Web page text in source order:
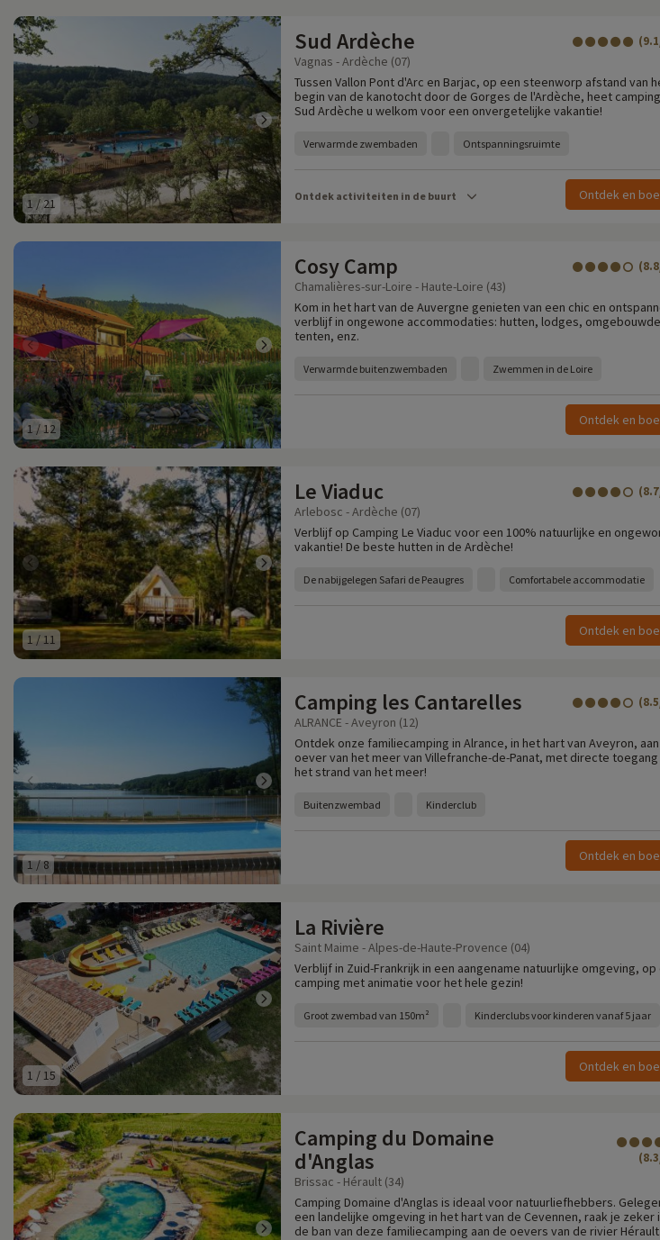
1 /21
Sud Ardèche
Vagnas - Ardèche (07)
Tussen Vallon Pont d'Arc en Barjac, op een steenworp afstand van
begin van de kanotocht door de Gorges de l'Ardèche, heet camping
Sud Ardèche u welkom voor een onvergetelijke vakantie!
Verwarmde zwembaden Ontspanningsruimte
Ontdek activiteiten in de buurt Ontdek en
1 /12
Cosy Camp
Chamalières-sur-Loire - Haute-Loire (43)
Kom in het hart van de Auvergne genieten van een chic en
verblijf in ongewone accommodaties: hutten, lodges, omgebouwde
tenten, enz.
Verwarmde buitenzwembaden Zwemmen in de Loire
Ontdek en
1 /11
Le Viaduc
Arlebosc - Ardèche (07)
Verblijf op Camping Le Viaduc voor een 100% natuurlijke en
vakantie! De beste hutten in de Ardèche!
De nabijgelegen Safari de Peaugres Comfortabele accommodatie
Ontdek en
1/8
Camping les Cantarelles
ALRANCE - Aveyron (12)
Ontdek onze familiecamping in Alrance, in het hart van Aveyron,
oever van het meer van Villefranche-de-Panat, met directe
het strand van het meer!
Buitenzwembad Kinderclub
Ontdek en
1 / 15
La Rivière
Saint Maime - Alpes-de-Haute-Provence (04)
Verblijf in Zuid-Frankrijk in een aangename natuurlijke omgeving, op
camping met animatie voor het hele gezin!
Groot zwembad van 150m² Kinderclubs voor kinderen vanaf 5 jaar
Ontdek en
Camping du Domaine
d'Anglas
Brissac - Hérault (34)
Camping Domaine d'Anglas is ideaal voor natuurliefhebbers.
een landelijke omgeving in het hart van de Cevennen, raak je zeker
de ban van deze familiecamping aan de oevers van de rivier Hérault.